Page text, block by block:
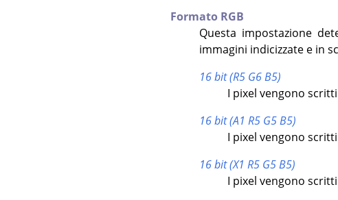
Formato RGB
Questa impostazione
immagini indicizzate e in
16 bit (R5 G6 B5)
I pixel vengono
16 bit (A1 R5 G5 B5)
I pixel vengono
16 bit (X1 R5 G5 B5)
I pixel vengono